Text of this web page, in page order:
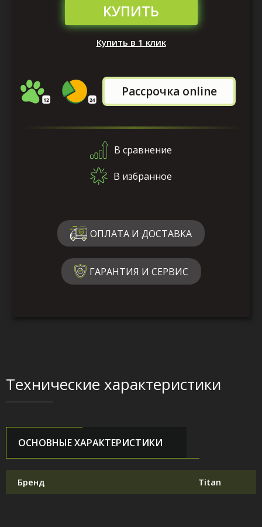
КУПИТЬ
Купить в 1 клик
Рассрочка online
В сравнение
В избранное
ОПЛАТА И ДОСТАВКА
ГАРАНТИЯ И СЕРВИС
Технические характеристики
ОСНОВНЫЕ ХАРАКТЕРИСТИКИ
Бренд Titan